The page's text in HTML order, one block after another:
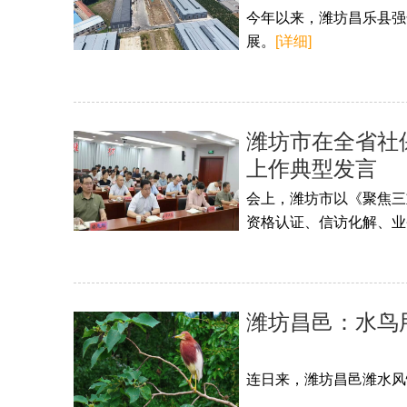
今年以来，潍坊昌乐县
展。
[详细]
潍坊市在全省社
上作典型发言
会上，潍坊市以《聚焦
资格认证、信访化解、
潍坊昌邑：水鸟
连日来，潍坊昌邑潍水